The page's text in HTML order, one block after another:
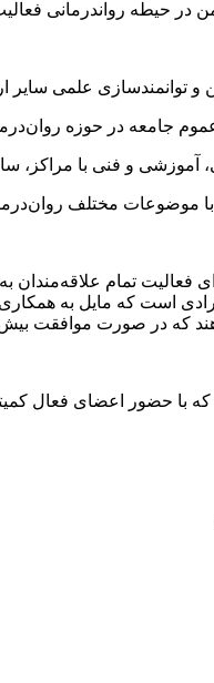
در حیطه رواندرمانی
توانمندسازی علمی سایر
جامعه در حوزه
آموزشی و فنی با
موضوعات مختلف
تمام علاقه‌‌‌مندان
است که مایل به
دهند که در صورت موافقت